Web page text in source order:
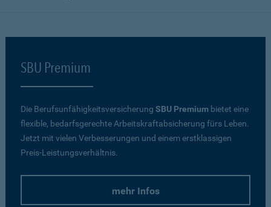
SBU Premium
Die Berufsunfähigkeitsversicherung SBU Premium bietet eine
flexible, bedarfsgerechte Arbeitskraftabsicherung fürs Leben.
Jetzt mit vielen Verbesserungen und einem erstklassigen
Preis-Leistungsverhältnis.
mehr Infos